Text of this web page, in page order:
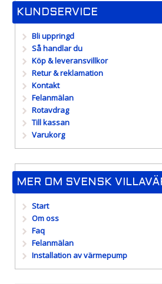
KUNDSERVICE
Bli uppringd
Så handlar du
Köp & leveransvillkor
Retur & reklamation
Kontakt
Felanmälan
Rotavdrag
Till kassan
Varukorg
MER OM SVENSK
Start
Om oss
Faq
Felanmälan
Installation av värmepump